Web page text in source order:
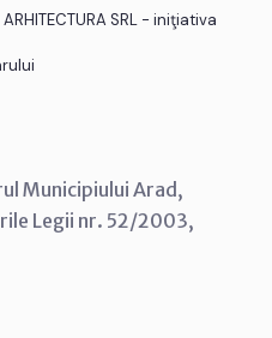
SRL - iniţiativa
Municipiului Arad,
Legii nr. 52/2003,